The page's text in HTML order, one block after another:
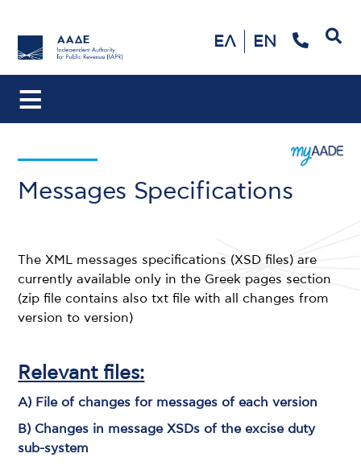
ΕΛ EN
Messages Specifications
The XML messages specifications (XSD files) are
currently available only in the Greek pages section
(zip file contains also txt file with all changes from
version to version)
Relevant files:
Α) File of changes for messages of each version
Β) Changes in message XSDs of the excise duty
sub-system